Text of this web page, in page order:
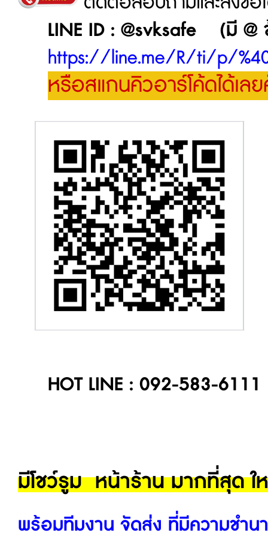
LINE ID : @svksafe (มี @
https://line.me/R/ti/p/
หรือสแกนคิวอาร์โค้ดได้เล
HOT LINE : 092-583-6111
มีโชว์รูม หน้าร้าน มากที่สุด ใ
พร้อมทีมงาน จัดส่ง ที่มีความชำ